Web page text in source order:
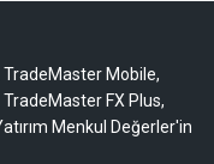
Mobile,
FX Plus,
Menkul Değerler'in